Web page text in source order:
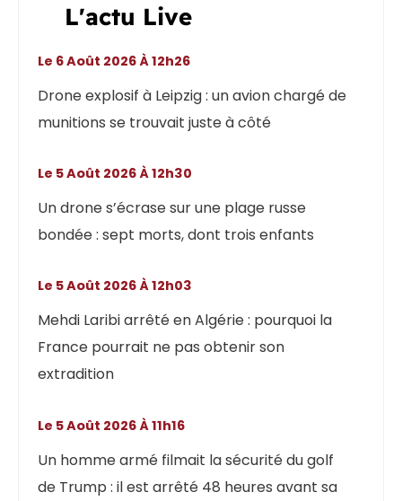
L'actu Live
Drone explosif à Leipzig : un avion chargé de
munitions se trouvait juste à côté
Le 6 Août 2026 À 12h26
Un drone s’écrase sur une plage russe
bondée : sept morts, dont trois enfants
Le 5 Août 2026 À 12h30
Mehdi Laribi arrêté en Algérie : pourquoi la
France pourrait ne pas obtenir son
extradition
Le 5 Août 2026 À 12h03
Un homme armé filmait la sécurité du golf
de Trump : il est arrêté 48 heures avant sa
Le 5 Août 2026 À 11h16